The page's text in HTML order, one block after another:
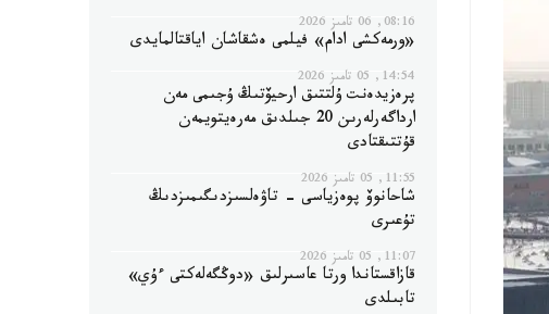
08:16, 06 تامىز 2026
«ورمەكشى ادام» فيلمى ەشقاشان اياقتالمايدى
14:54, 05 تامىز 2026
پرەزيدەنت ۇلتتىق ارحيۆتىڭ ۇجىمى مەن
ارداگەرلەرىن 20 جىلدىق مەرەيتويمەن
قۇتتىقتادى
11:55, 05 تامىز 2026
شاحانوۆ پوەزياسى - تاۋەلسىزدىگىمىزدىڭ
تۇعىرى
11:07, 05 تامىز 2026
قازاقستاندا ورتا عاسىرلىق «دوڭگەلەكتى ءۇي»
تابىلدى